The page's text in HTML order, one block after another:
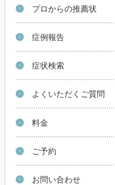
プロからの推薦状
症例報告
症状検索
よくいただくご質問
料金
ご予約
お問い合わせ